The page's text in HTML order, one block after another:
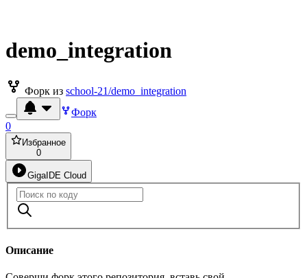
demo_integration
Форк из school-21/demo_integration
Форк
0
Избранное
0
GigaIDE Cloud
Описание